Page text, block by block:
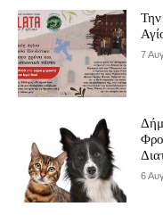
7
6